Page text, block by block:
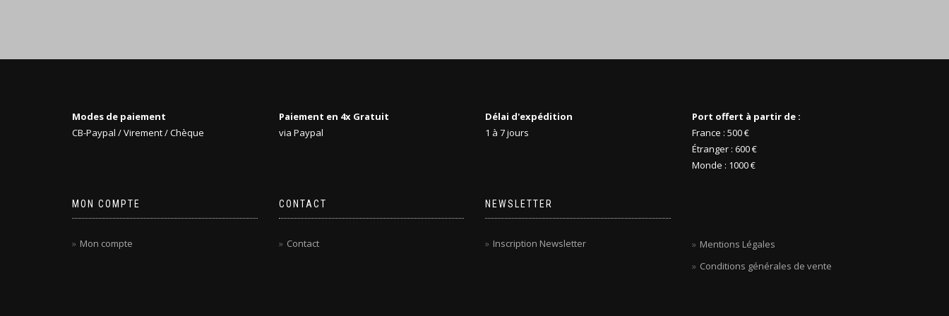
Modes de paiement
CB-Paypal / Virement / Chèque
MON COMPTE
Mon compte
Paiement en 4x Gratuit
via Paypal
CONTACT
Contact
Délai d'expédition
1 à 7 jours
NEWSLETTER
Inscription Newsletter
Port offert à partir de :
France : 500 €
Étranger : 600 €
Monde : 1000 €
Mentions Légales
Conditions générales de vente